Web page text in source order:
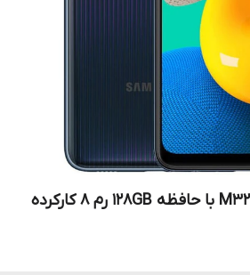
گوشی سامسونگ M32 fh با حافظه 128GB رم 8 کارکرده